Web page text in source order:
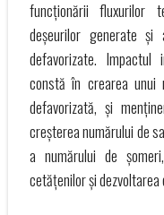
funcționării fluxurilor
deșeurilor generate și
defavorizate.
constă în crearea unui
defavorizată, și
creșterea numărului de
a numărului de
cetățenilor și dezvoltarea